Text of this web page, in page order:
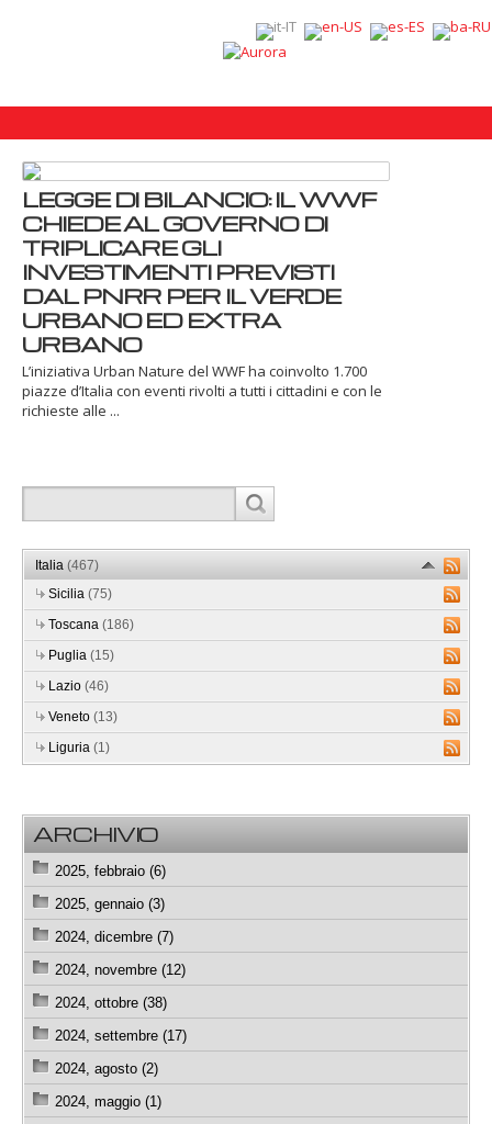
LEGGE DI BILANCIO: IL WWF
CHIEDE AL GOVERNO DI
TRIPLICARE GLI
INVESTIMENTI PREVISTI
DAL PNRR PER IL VERDE
URBANO ED EXTRA
URBANO
L’iniziativa Urban Nature del WWF ha coinvolto 1.700
piazze d’Italia con eventi rivolti a tutti i cittadini e con le
richieste alle ...
Italia (467)
Sicilia (75)
Toscana (186)
Puglia (15)
Lazio (46)
Veneto (13)
Liguria (1)
ARCHIVIO
2025, febbraio (6)
2025, gennaio (3)
2024, dicembre (7)
2024, novembre (12)
2024, ottobre (38)
2024, settembre (17)
2024, agosto (2)
2024, maggio (1)